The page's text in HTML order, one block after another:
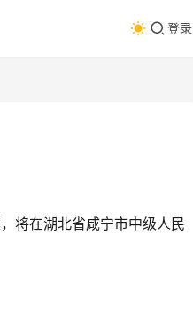
登录
将在湖北省咸宁市中级人民